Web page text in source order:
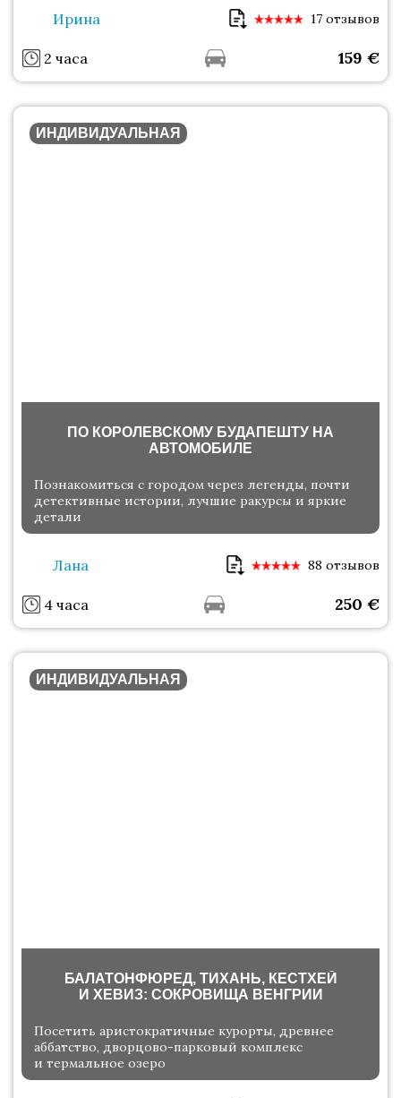
Ирина 17 отзывов
2 часа 159 €
ИНДИВИДУАЛЬНАЯ
ПО КОРОЛЕВСКОМУ БУДАПЕШТУ НА
АВТОМОБИЛЕ
Познакомиться с городом через легенды, почти
детективные истории, лучшие ракурсы и яркие
детали
Лана 88 отзывов
4 часа 250 €
ИНДИВИДУАЛЬНАЯ
БАЛАТОНФЮРЕД, ТИХАНЬ, КЕСТХЕЙ
И ХЕВИЗ: СОКРОВИЩА ВЕНГРИИ
Посетить аристократичные курорты, древнее
аббатство, дворцово-парковый комплекс
и термальное озеро